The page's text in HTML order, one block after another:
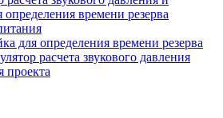
определения времени резерва
для определения времени резерва
расчета звукового давления
проекта